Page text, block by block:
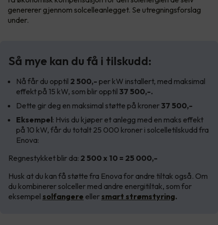
genererer gjennom solcelleanlegget. Se utregningsforslag
under.
Så mye kan du få i tilskudd:
Nå får du opptil 2 500,- per kW installert, med maksimal
effekt på 15 kW, som blir opptil 37 500,-.
Dette gir deg en maksimal støtte på kroner37 500,-
Eksempel: Hvis du kjøper et anlegg med en maks effekt
på 10 kW, får du totalt 25 000 kroner i solcelletilskudd fra
Enova:
Regnestykket blir da: 2 500 x 10 = 25 000,-
Husk at du kan få støtte fra Enova for andre tiltak også. Om
du kombinerer solceller med andre energitiltak, som for
eksempel solfangere eller smart strømstyring.